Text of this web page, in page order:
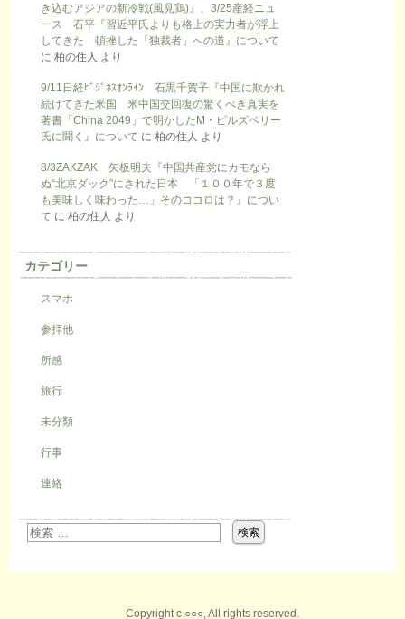
き込むアジアの新冷戦(風見鶏)』、3/25産経ニュ
ース 石平『習近平氏よりも格上の実力者が浮上
してきた 頓挫した「独裁者」への道』について
に 柏の住人 より
9/11日経ﾋﾞｼﾞﾈｽｵﾝﾗｲﾝ 石黒千賀子『中国に欺かれ
続けてきた米国 米中国交回復の驚くべき真実を
著書「China 2049」で明かしたM・ピルズベリー
氏に聞く』について に 柏の住人 より
8/3ZAKZAK 矢板明夫『中国共産党にカモなら
ぬ“北京ダック”にされた日本 「１００年で３度
も美味しく味わった…」そのココロは？』につい
て に 柏の住人 より
カテゴリー
スマホ
参拝他
所感
旅行
未分類
行事
連絡
Copyright c ○○○, All rights reserved.